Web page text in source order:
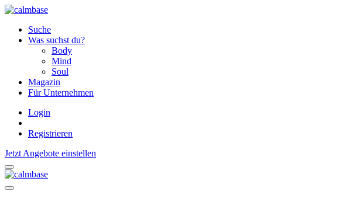
Suche
Was suchst du?
Body
Mind
Soul
Magazin
Für Unternehmen
Login
Registrieren
Jetzt Angebote einstellen